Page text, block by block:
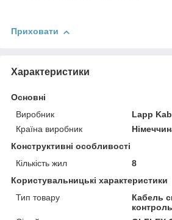
Приховати
Характеристики
Основні
Виробник
Lapp
Країна виробник
Конструктивні особливості
Кількість жил
8
Користувальницькі характеристики
Тип товару
Кабель